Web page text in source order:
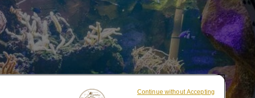
Continue without Accepting